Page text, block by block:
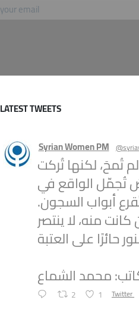
LATEST TWEETS
Syrian Women PM
تُمحَ، لكنها تُركت
تُجمّل الواقع في
أبواب السجون.
كانت منه، لا ينتصر
محمد الشماع
2 1 Twitter